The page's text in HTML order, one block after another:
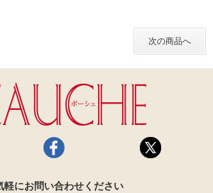
次の商品へ
軽にお問い合わせください